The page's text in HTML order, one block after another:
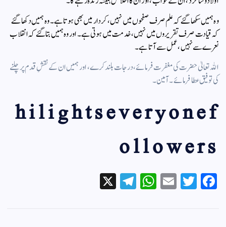
وہ ہمیں سکھا گئے کہ علم صرف صفحوں میں نہیں، کردار میں بھی ہوتا ہے۔ وہ ہمیں دکھا گئے
کہ قیادت صرف تقریروں میں نہیں، خدمت میں ہوتی ہے۔ اور وہ ہمیں بتا گئے کہ انقلاب
نعرے سے نہیں، عمل سے آتا ہے۔
اللہ تعالیٰ حضرت کی مغفرت فرمائے، درجات بلند کرے، اور ہمیں ان کے نقشِ قدم پر چلنے
کی توفیق عطا فرمائے۔ آمین۔
hilightseveryonef
ollowers
Fa
ce
T
wi
E
m
W
ha
Te
le